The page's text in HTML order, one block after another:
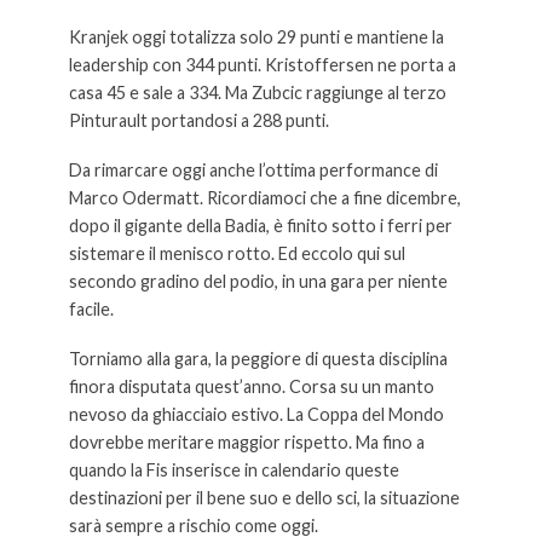
Kranjek oggi totalizza solo 29 punti e mantiene la
leadership con 344 punti. Kristoffersen ne porta a
casa 45 e sale a 334. Ma Zubcic raggiunge al terzo
Pinturault portandosi a 288 punti.
Da rimarcare oggi anche l’ottima performance di
Marco Odermatt. Ricordiamoci che a fine dicembre,
dopo il gigante della Badia, è finito sotto i ferri per
sistemare il menisco rotto. Ed eccolo qui sul
secondo gradino del podio, in una gara per niente
facile.
Torniamo alla gara, la peggiore di questa disciplina
finora disputata quest’anno. Corsa su un manto
nevoso da ghiacciaio estivo. La Coppa del Mondo
dovrebbe meritare maggior rispetto. Ma fino a
quando la Fis inserisce in calendario queste
destinazioni per il bene suo e dello sci, la situazione
sarà sempre a rischio come oggi.